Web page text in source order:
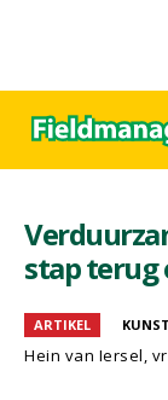
stap terug
ARTIKEL
Hein van Iersel,